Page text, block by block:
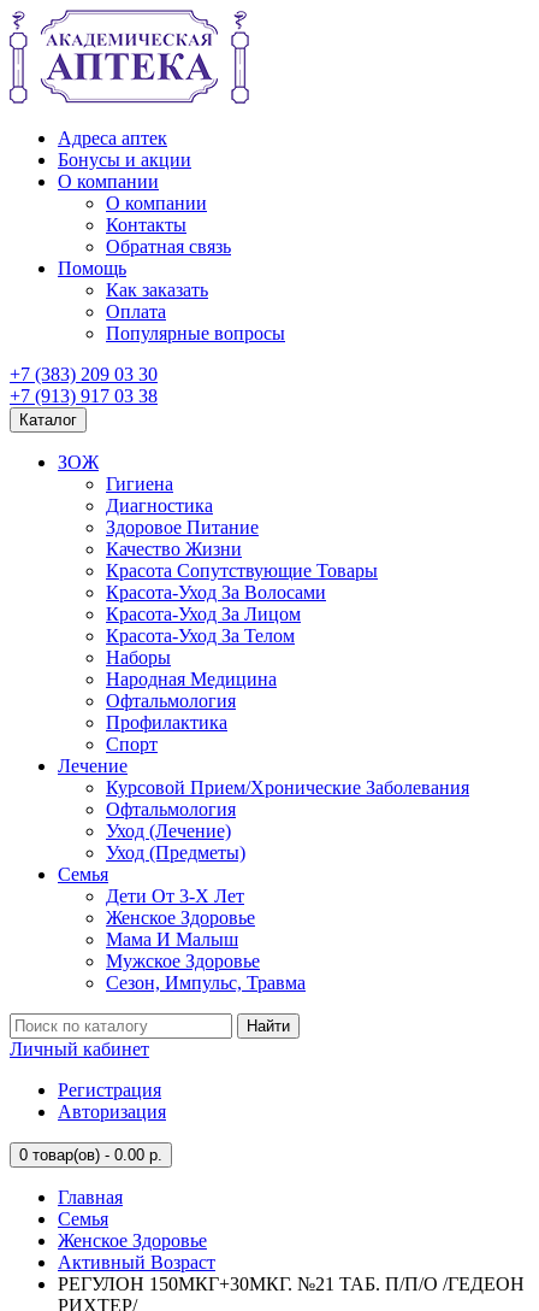
Адреса аптек
Бонусы и акции
О компании
О компании
Контакты
Обратная связь
Помощь
Как заказать
Оплата
Популярные вопросы
+7 (383) 209 03 30
+7 (913) 917 03 38
Каталог
ЗОЖ
Гигиена
Диагностика
Здоровое Питание
Качество Жизни
Красота Сопутствующие Товары
Красота-Уход За Волосами
Красота-Уход За Лицом
Красота-Уход За Телом
Наборы
Народная Медицина
Офтальмология
Профилактика
Спорт
Лечение
Курсовой Прием/Хронические Заболевания
Офтальмология
Уход (Лечение)
Уход (Предметы)
Семья
Дети От 3-Х Лет
Женское Здоровье
Мама И Малыш
Мужское Здоровье
Сезон, Импульс, Травма
Найти
Личный кабинет
Регистрация
Авторизация
0 товар(ов) - 0.00 р.
Главная
Семья
Женское Здоровье
Активный Возраст
РЕГУЛОН 150МКГ+30МКГ. №21 ТАБ. П/П/О /ГЕДЕОН
РИХТЕР/